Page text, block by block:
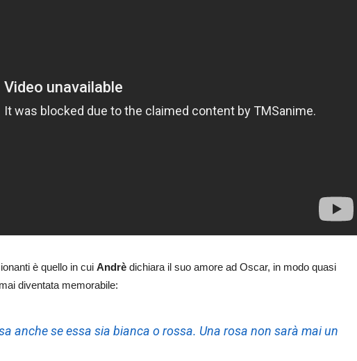
è quello in cui Andrè dichiara il suo amore ad Oscar, in modo quasi
diventata memorabile:
anche se essa sia bianca o rossa. Una rosa non sarà mai un